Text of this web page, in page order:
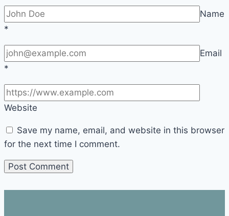
Name
*
Email
*
Website
Save my name, email, and website in this browser
for the next time I comment.